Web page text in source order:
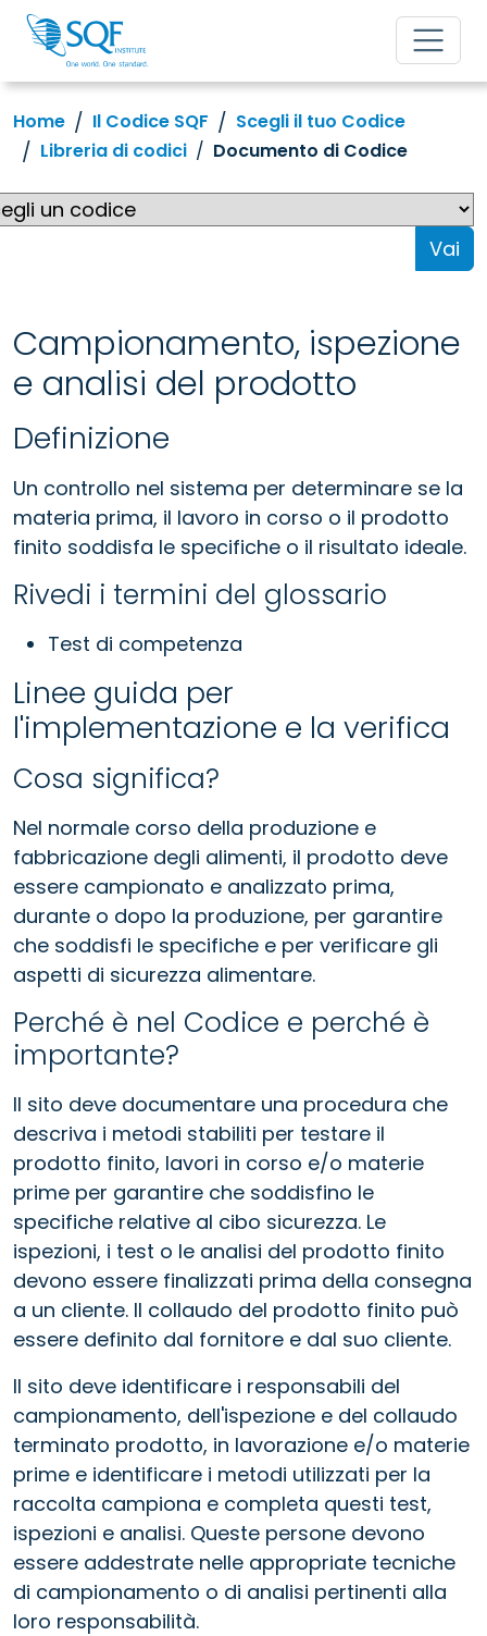
Home Il Codice SQF
Scegli il tuo Codice
Libreria di codici
Documento di Codice
Vai
Campionamento, ispezione
e analisi del prodotto
Definizione
Un controllo nel sistema per determinare se la
materia prima, il lavoro in corso o il prodotto
finito soddisfa le specifiche o il risultato ideale.
Rivedi i termini del glossario
Test di competenza
Linee guida per
l'implementazione e la verifica
Cosa significa?
Nel normale corso della produzione e
fabbricazione degli alimenti, il prodotto deve
essere campionato e analizzato prima,
durante o dopo la produzione, per garantire
che soddisfi le specifiche e per verificare gli
aspetti di sicurezza alimentare.
Perché è nel Codice e perché è
importante?
Il sito deve documentare una procedura che
descriva i metodi stabiliti per testare il
prodotto finito, lavori in corso e/o materie
prime per garantire che soddisfino le
specifiche relative al cibo sicurezza. Le
ispezioni, i test o le analisi del prodotto finito
devono essere finalizzati prima della consegna
a un cliente. Il collaudo del prodotto finito può
essere definito dal fornitore e dal suo cliente.
Il sito deve identificare i responsabili del
campionamento, dell'ispezione e del collaudo
terminato prodotto, in lavorazione e/o materie
prime e identificare i metodi utilizzati per la
raccolta campiona e completa questi test,
ispezioni e analisi. Queste persone devono
essere addestrate nelle appropriate tecniche
di campionamento o di analisi pertinenti alla
loro responsabilità.